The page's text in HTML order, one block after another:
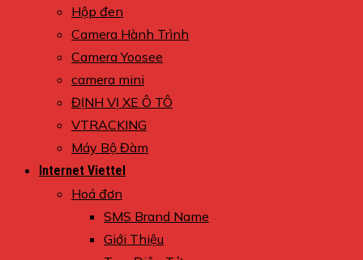
Hộp đen
Camera Hành Trình
Camera Yoosee
camera mini
ĐỊNH VỊ XE Ô TÔ
VTRACKING
Máy Bộ Đàm
Internet Viettel
Hoá đơn
SMS Brand Name
Giới Thiệu